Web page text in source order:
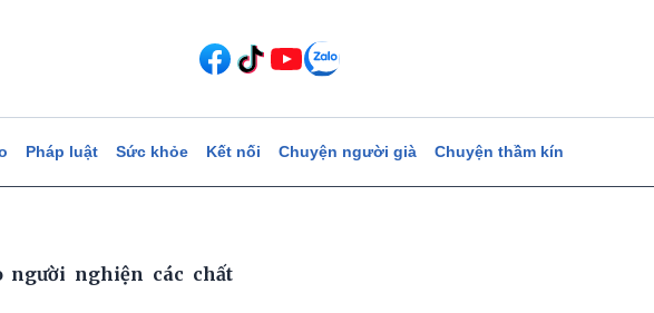
Pháp luật Sức khỏe Kết nối Chuyện người già Chuyện thầm kín
người nghiện các chất